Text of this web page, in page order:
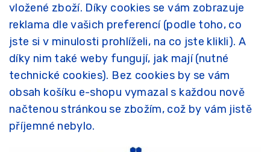
vložené zboží. Díky cookies se vám zobrazuje
reklama dle vašich preferencí (podle toho, co
jste si v minulosti prohlíželi, na co jste klikli). A
díky nim také weby fungují, jak mají (nutné
technické cookies). Bez cookies by se vám
obsah košíku e-shopu vymazal s každou nově
načtenou stránkou se zbožím, což by vám jistě
příjemné nebylo.